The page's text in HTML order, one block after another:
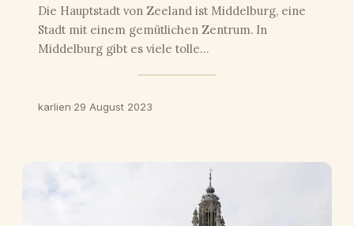
Die Hauptstadt von Zeeland ist Middelburg, eine
Stadt mit einem gemütlichen Zentrum. In
Middelburg gibt es viele tolle…
karlien·29 August 2023